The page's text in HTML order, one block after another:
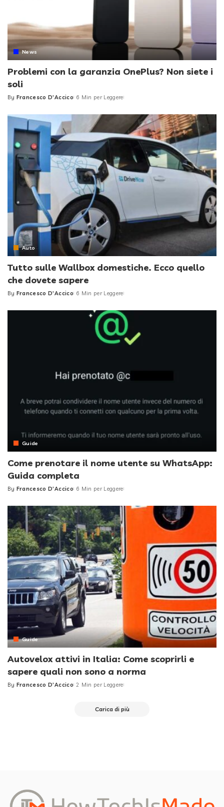
News
Problemi con la garanzia OnePlus? Non siete i
soli
Posted
By Francesco D'Accico 6 Min per Leggere
Auto
Tutto sulle Wallbox domestiche. Ecco quello
che dovete sapere
Posted
By Francesco D'Accico 6 Min per Leggere
Guide
Come prenotare il nome utente su WhatsApp:
Guida completa
Posted
By Francesco D'Accico 6 Min per Leggere
Guide
Autovelox attivi in Italia: Come scoprirli e
sapere quali non sono a norma
Posted
By Francesco D'Accico 2 Min per Leggere
Carica di più